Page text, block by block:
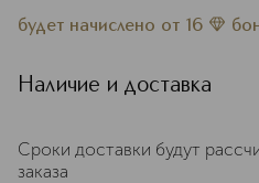
будет начислено от 16
Наличие и доставка
Сроки доставки будут
заказа